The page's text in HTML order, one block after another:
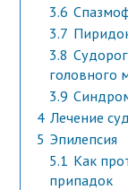
3.6
3.7
3.8
головного
3.9
4 Лечение
5 Эпилепсия
5.1 Как
припадок